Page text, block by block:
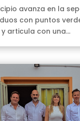
avanza en la
con puntos
articula con una...